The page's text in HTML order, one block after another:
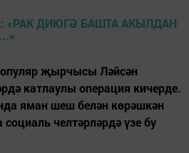
җырчысы Ләйсән
катлаулы операция кичерде.
яман шеш белән көрәшкән
челтәрләрдә үзе бу